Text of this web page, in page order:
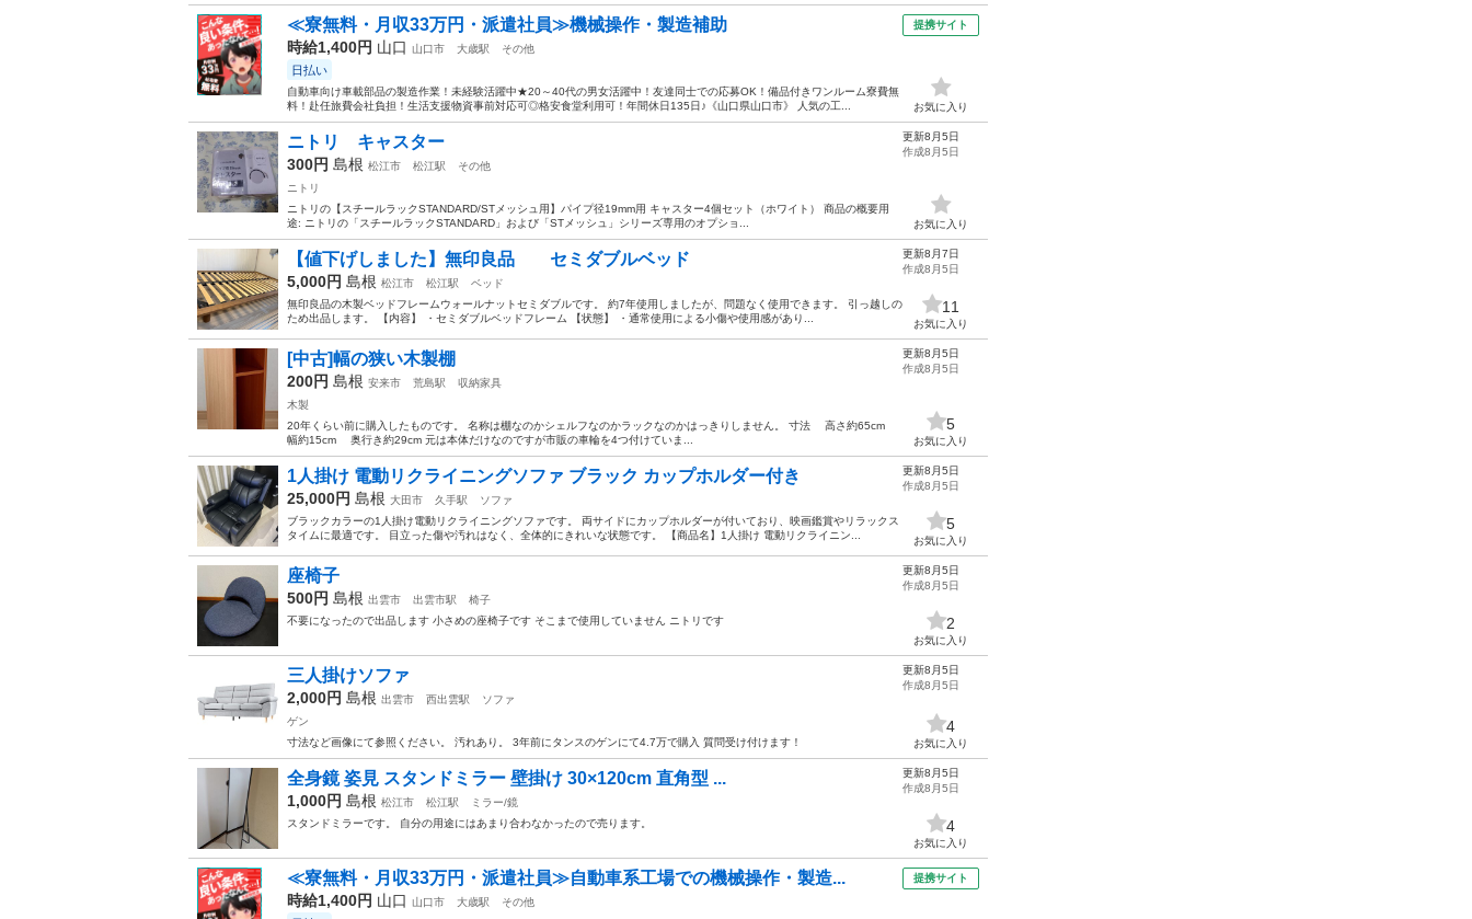
≪寮無料・月収33万円・派遣社員≫機械操作・製造補助
時給1,400円 山口 山口市 大歳駅 その他
日払い
自動車向け車載部品の製造作業！未経験活躍中★20～40代の男女活躍中！友達同士での応募OK！備品付きワンルーム寮費無
料！赴任旅費会社負担！生活支援物資事前対応可◎格安食堂利用可！年間休日135日♪《山口県山口市》 人気の工...
提携サイト
お気に入り
ニトリ キャスター
300円 島根 松江市 松江駅
その他
ニトリ
ニトリの【スチールラックSTANDARD/STメッシュ用】パイプ径19mm用 キャスター4個セット（ホワイト） 商品の概要用
途: ニトリの「スチールラックSTANDARD」および「STメッシュ」シリーズ専用のオプショ...
更新8月5日
作成8月5日
お気に入り
【値下げしました】無印良品 セミダブルベッド
5,000円 島根 松江市 松江駅
ベッド
無印良品の木製ベッドフレームウォールナットセミダブルです。 約7年使用しましたが、問題なく使用できます。 引っ越しの
ため出品します。 【内容】 ・セミダブルベッドフレーム 【状態】 ・通常使用による小傷や使用感があり...
更新8月7日
作成8月5日
11
お気に入り
[中古]幅の狭い木製棚
200円 島根 安来市 荒島駅
収納家具
木製
20年くらい前に購入したものです。 名称は棚なのかシェルフなのかラックなのかはっきりしません。 寸法 高さ約65cm
幅約15cm 奥行き約29cm 元は本体だけなのですが市販の車輪を4つ付けていま...
更新8月5日
作成8月5日
5
お気に入り
1人掛け 電動リクライニングソファ ブラック カップホルダー付き
25,000円 島根 大田市 久手駅
ソファ
ブラックカラーの1人掛け電動リクライニングソファです。 両サイドにカップホルダーが付いており、映画鑑賞やリラックス
タイムに最適です。 目立った傷や汚れはなく、全体的にきれいな状態です。 【商品名】1人掛け 電動リクライニン...
更新8月5日
作成8月5日
5
お気に入り
座椅子
500円 島根 出雲市 出雲市駅
椅子
不要になったので出品します 小さめの座椅子です そこまで使用していません ニトリです
更新8月5日
作成8月5日
2
お気に入り
三人掛けソファ
2,000円 島根 出雲市 西出雲駅
ソファ
ゲン
寸法など画像にて参照ください。 汚れあり。 3年前にタンスのゲンにて4.7万で購入 質問受け付けます！
更新8月5日
作成8月5日
4
お気に入り
全身鏡 姿見 スタンドミラー 壁掛け 30×120cm 直角型 ...
1,000円 島根 松江市 松江駅
ミラー/鏡
スタンドミラーです。 自分の用途にはあまり合わなかったので売ります。
更新8月5日
作成8月5日
4
お気に入り
≪寮無料・月収33万円・派遣社員≫自動車系工場での機械操作・製造...
時給1,400円 山口 山口市 大歳駅 その他
提携サイト